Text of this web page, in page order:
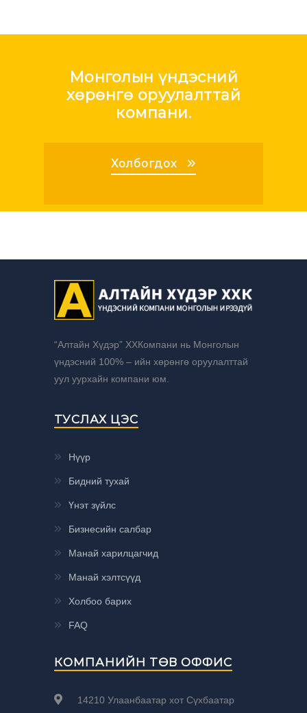
Монголын үндэсний
хөрөнгө оруулалттай
компани.
Холбогдох
“Алтайн Хүдэр” ХХКомпани нь Монголын
үндэсний 100% – ийн хөрөнгө оруулалттай
уул уурхайн компани юм.
ТУСЛАХ ЦЭС
Нүүр
Бидний тухай
Үнэт зүйлс
Бизнесийн салбар
Манай харилцагчид
Манай хэлтсүүд
Холбоо барих
FAQ
КОМПАНИЙН ТӨВ ОФФИС
14210 Улаанбаатар хот Сүхбаатар